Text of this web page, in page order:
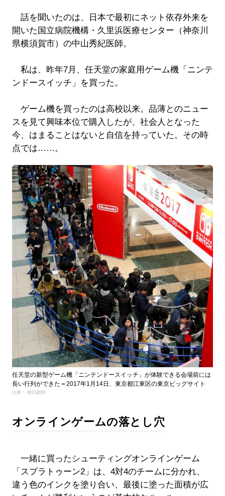
話を聞いたのは、日本で最初にネット依存外来を
開いた国立病院機構・久里浜医療センター（神奈川
県横須賀市）の中山秀紀医師。
私は、昨年7月、任天堂の家庭用ゲーム機「ニンテ
ンドースイッチ」を買った。
ゲーム機を買ったのは高校以来。品薄とのニュー
スを見て興味本位で購入したが、社会人となった
今、はまることはないと自信を持っていた。その時
点では……。
任天堂の新型ゲーム機「ニンテンドースイッチ」が体験できる会場前には
長い行列ができた＝2017年1月14日、東京都江東区の東京ビッグサイト
出典： 朝日新聞
オンラインゲームの落とし穴
一緒に買ったシューティングオンラインゲーム
「スプラトゥーン2」は、4対4のチームに分かれ、
違う色のインクを塗り合い、最後に塗った面積が広